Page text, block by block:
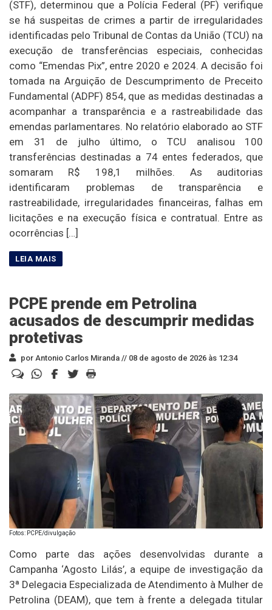
(STF), determinou que a Polícia Federal (PF) verifique
se há suspeitas de crimes a partir de irregularidades
identificadas pelo Tribunal de Contas da União (TCU) na
execução de transferências especiais, conhecidas
como “Emendas Pix”, entre 2020 e 2024. A decisão foi
tomada na Arguição de Descumprimento de Preceito
Fundamental (ADPF) 854, que as medidas destinadas a
acompanhar a transparência e a rastreabilidade das
emendas parlamentares. No relatório elaborado ao STF
em 31 de julho último, o TCU analisou 100
transferências destinadas a 74 entes federados, que
somaram R$ 198,1 milhões. As auditorias
identificaram problemas de transparência e
rastreabilidade, irregularidades financeiras, falhas em
licitações e na execução física e contratual. Entre as
ocorrências […]
PCPE prende em Petrolina
acusados de descumprir medidas
protetivas
por Antonio Carlos Miranda // 08 de agosto de 2026 às 12:34
Fotos: PCPE/divulgação
Como parte das ações desenvolvidas durante a
Campanha ‘Agosto Lilás’, a equipe de investigação da
3ª Delegacia Especializada de Atendimento à Mulher de
Petrolina (DEAM), que tem à frente a delegada titular